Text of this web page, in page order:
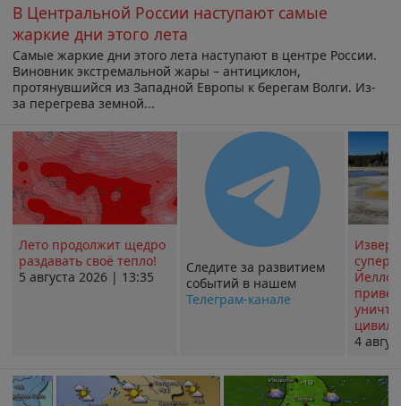
В Центральной России наступают самые
жаркие дни этого лета
Самые жаркие дни этого лета наступают в центре России.
Виновник экстремальной жары – антициклон,
протянувшийся из Западной Европы к берегам Волги. Из-
за перегрева земной...
Лето продолжит щедро
раздавать своё тепло!
5 августа 2026 | 13:35
Следите за развитием
событий в нашем
Телеграм-канале
4